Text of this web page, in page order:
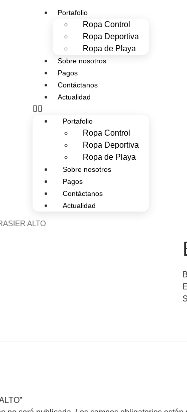
Portafolio
Ropa Control
Ropa Deportiva
Ropa de Playa
Sobre nosotros
Pagos
Contáctanos
Actualidad
Portafolio
Ropa Control
Ropa Deportiva
Ropa de Playa
Sobre nosotros
Pagos
Contáctanos
Actualidad
ALTO